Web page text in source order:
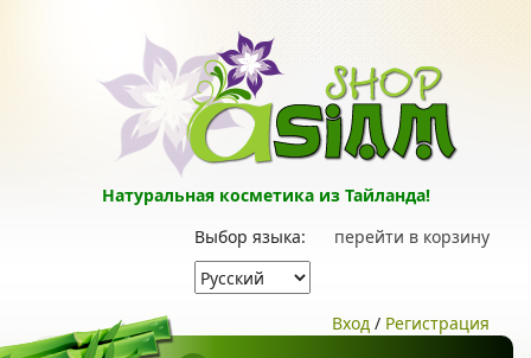
Натуральная косметика из Тайланда!
перейти в корзину
Выбор языка:
Вход / Регистрация